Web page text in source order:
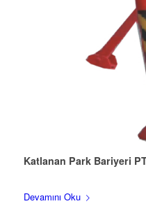
Katlanan Park Bariyeri
Devamını Oku